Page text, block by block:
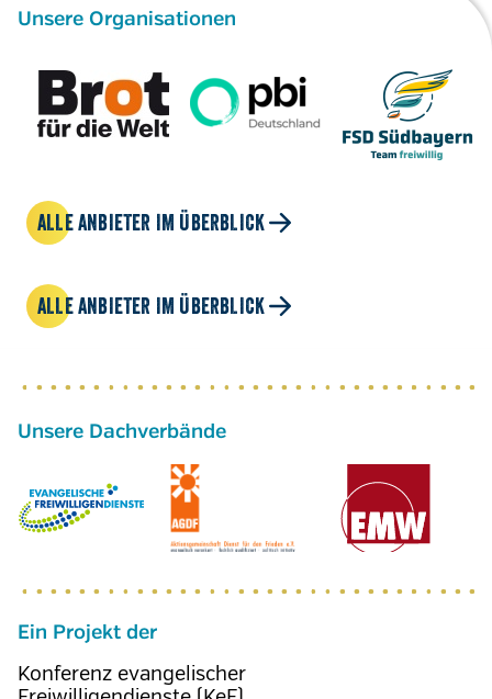
Unsere Organisationen
ALLE ANBIETER IM ÜBERBLICK
ALLE ANBIETER IM ÜBERBLICK
Ein Projekt der
Konferenz evangelischer